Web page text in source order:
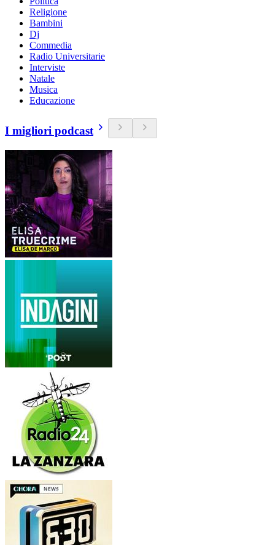
Religione
Bambini
Dj
Commedia
Radio Universitarie
Interviste
Natale
Musica
Educazione
I migliori podcast